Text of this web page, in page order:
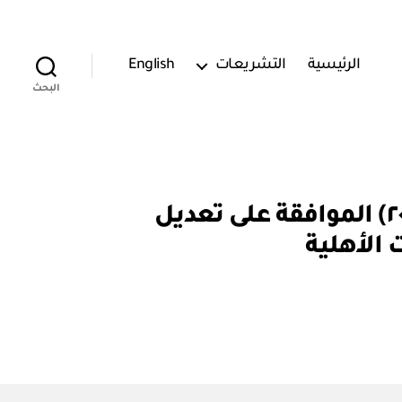
الرئيسية التشريعات English
البحث
المركز الوطني لتنمية القطاع غير الربحي: قرار رقم (ق / ٢ / ١ / ٢٠٢٢) الموافقة على تعديل
الأهلية